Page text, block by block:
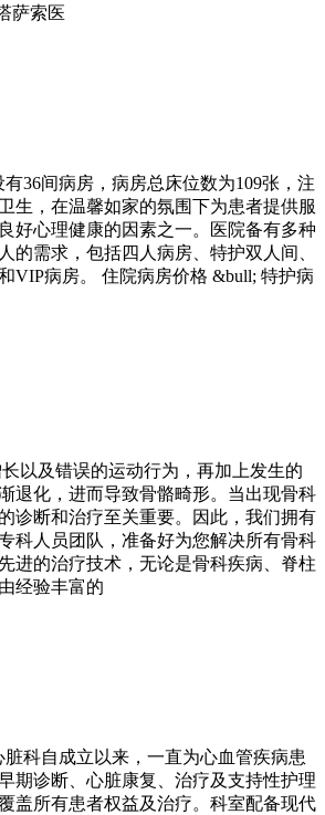
萨索医
36间病房，病房总床位数为109张，注
生，在温馨如家的氛围下为患者提供服
好心理健康的因素之一。医院备有多种
的需求，包括四人病房、特护双人间、
VIP病房。 住院病房价格 &bull; 特护病
以及错误的运动行为，再加上发生的
退化，进而导致骨骼畸形。当出现骨科
诊断和治疗至关重要。因此，我们拥有
科人员团队，准备好为您解决所有骨科
进的治疗技术，无论是骨科疾病、脊柱
经验丰富的
脏科自成立以来，一直为心血管疾病患
期诊断、心脏康复、治疗及支持性护理
盖所有患者权益及治疗。科室配备现代